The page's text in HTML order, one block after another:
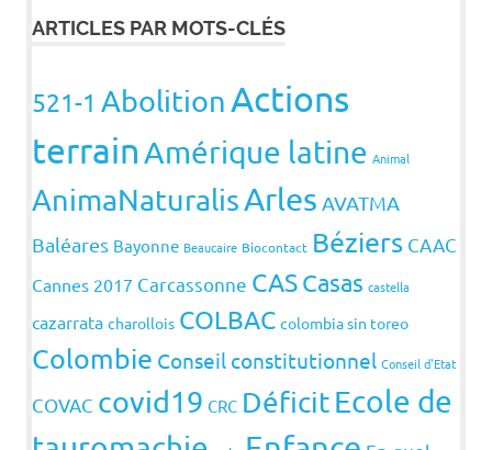
ARTICLES PAR MOTS-CLÉS
521-1 AbolitionActions
terrainAmérique latine Animal
AnimaNaturalisArles AVATMA
Baléares Bayonne Beaucaire Biocontact Béziers CAAC
Cannes 2017 Carcassonne CASCasas castella
cazarrata charollois COLBAC colombia sin toreo
Colombie Conseil constitutionnel Conseil d'Etat
COVAC covid19 CRC DéficitEcole de